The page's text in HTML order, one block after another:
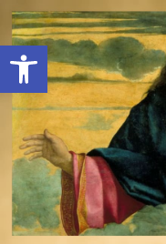
Open toolbar
deomeo-logo
Utwórz konto
Zaloguj